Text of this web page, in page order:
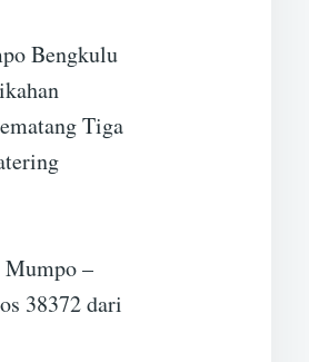
Bengkulu
Tiga
Mumpo –
38372 dari